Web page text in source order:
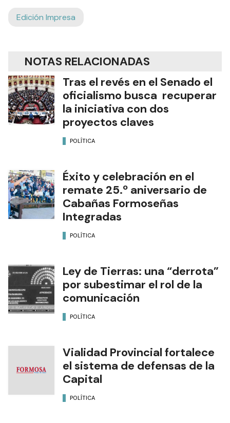
Edición Impresa
NOTAS RELACIONADAS
Tras el revés en el Senado el
oficialismo busca recuperar
la iniciativa con dos
proyectos claves
POLÍTICA
Éxito y celebración en el
remate 25.º aniversario de
Cabañas Formoseñas
Integradas
POLÍTICA
Ley de Tierras: una “derrota”
por subestimar el rol de la
comunicación
POLÍTICA
Vialidad Provincial fortalece
el sistema de defensas de la
Capital
POLÍTICA